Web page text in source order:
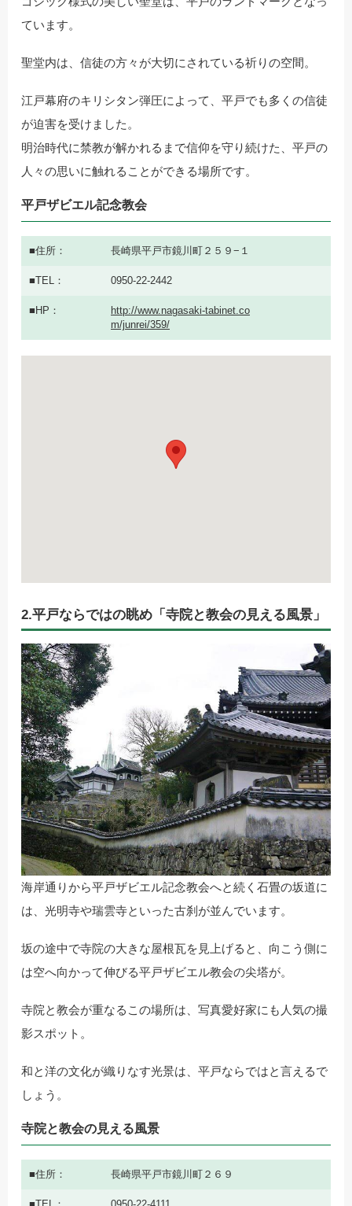
ています。
聖堂内は、信徒の方々が大切にされている祈りの空間。
江戸幕府のキリシタン弾圧によって、平戸でも多くの信徒
が迫害を受けました。
明治時代に禁教が解かれるまで信仰を守り続けた、平戸の
人々の思いに触れることができる場所です。
平戸ザビエル記念教会
住所 長崎県平戸市鏡川町２５９−１
TEL 0950-22-2442
HP
http://www.nagasaki-tabinet.co
m/junrei/359/
2.平戸ならではの眺め「寺院と教会の見える風景」
海岸通りから平戸ザビエル記念教会へと続く石畳の坂道に
は、光明寺や瑞雲寺といった古刹が並んでいます。
坂の途中で寺院の大きな屋根瓦を見上げると、向こう側に
は空へ向かって伸びる平戸ザビエル教会の尖塔が。
寺院と教会が重なるこの場所は、写真愛好家にも人気の撮
影スポット。
和と洋の文化が織りなす光景は、平戸ならではと言えるで
しょう。
寺院と教会の見える風景
住所 長崎県平戸市鏡川町２６９